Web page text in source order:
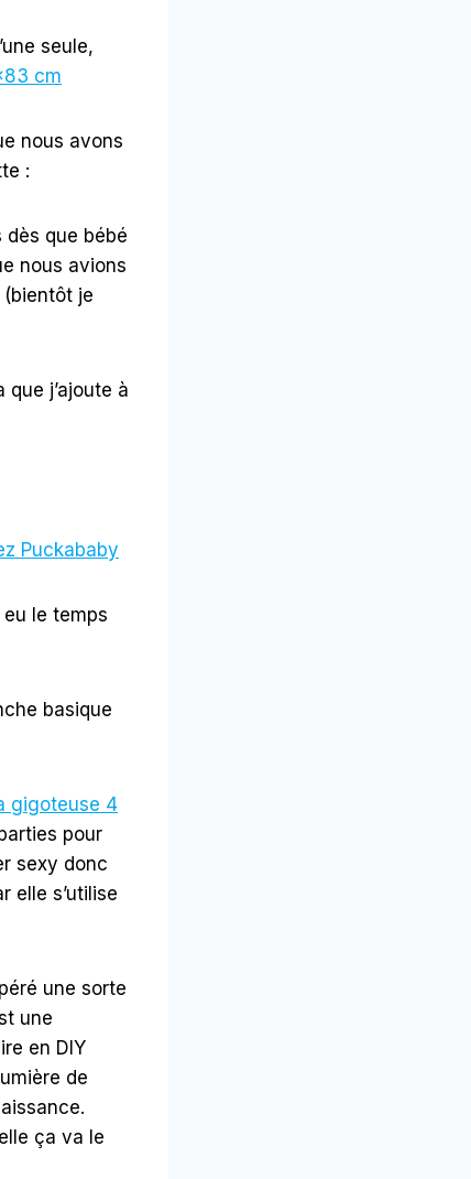
seule,
cm
nous avons
:
dès que bébé
nous avions
je
que j’ajoute à
Puckababy
le temps
basique
gigoteuse 4
pour
sexy donc
elle s’utilise
une sorte
une
en DIY
de
ça va le